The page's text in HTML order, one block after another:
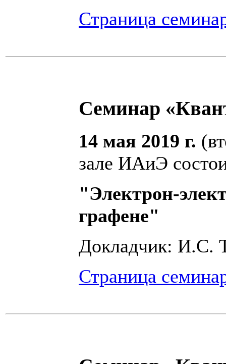
Страница
Семинар
14 мая 2019 г.
зале ИАиЭ
"Электрон-
графене"
Докладчик:
Страница